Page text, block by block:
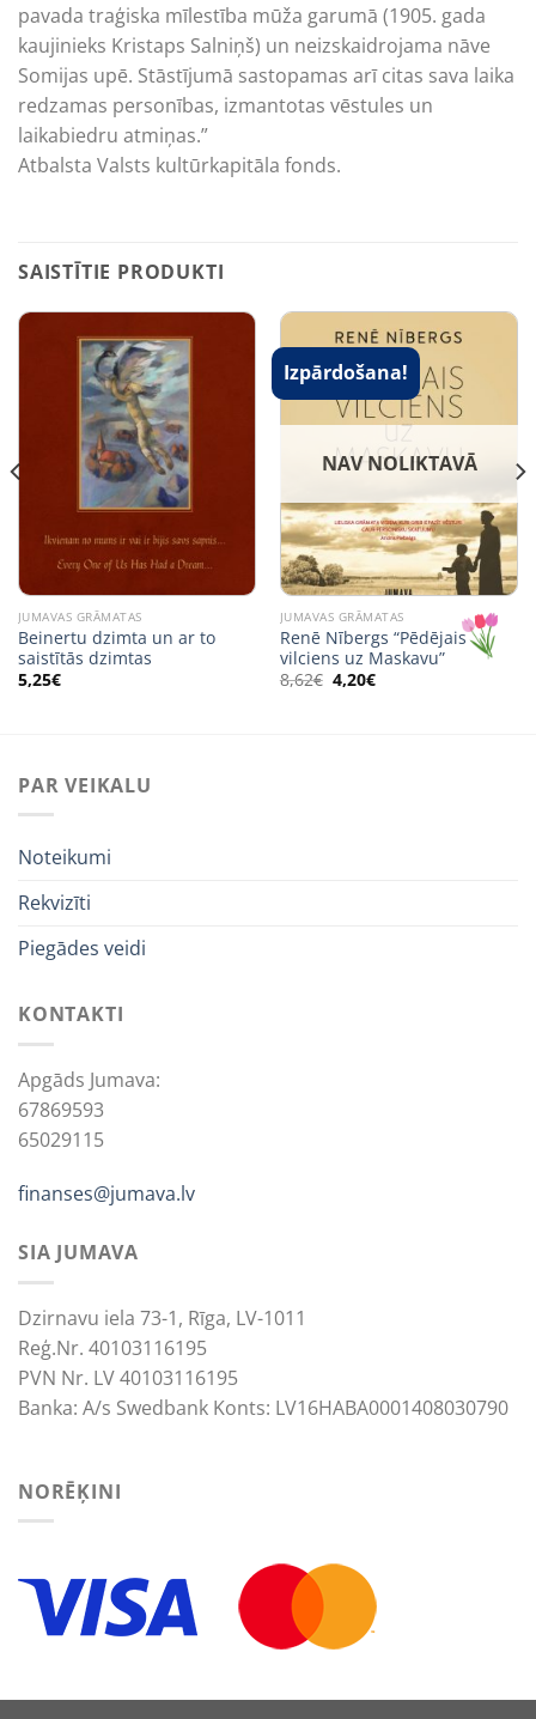
pavada traģiska mīlestība mūža garumā (1905. gada
kaujinieks Kristaps Salniņš) un neizskaidrojama nāve
Somijas upē. Stāstījumā sastopamas arī citas sava laika
redzamas personības, izmantotas vēstules un
laikabiedru atmiņas.”
Atbalsta Valsts kultūrkapitāla fonds.
SAISTĪTIE PRODUKTI
JUMAVAS GRĀMATAS
Beinertu dzimta un ar to
saistītās dzimtas
5,25€
Izpārdošana!
NAV NOLIKTAVĀ
JUMAVAS GRĀMATAS
Renē Nībergs “Pēdējais
vilciens uz Maskavu”
8,62€ Original
price
4,20€Current
price
PAR VEIKALU
Noteikumi
Rekvizīti
Piegādes veidi
KONTAKTI
Apgāds Jumava:
67869593
65029115
finanses@jumava.lv
SIA JUMAVA
Dzirnavu iela 73-1, Rīga, LV-1011
Reģ.Nr. 40103116195
PVN Nr. LV 40103116195
Banka: A/s Swedbank Konts: LV16HABA0001408030790
NORĒĶINI